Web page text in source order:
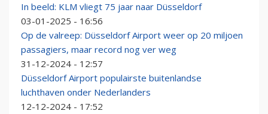
In beeld: KLM vliegt 75 jaar naar Düsseldorf
03-01-2025 - 16:56
Op de valreep: Düsseldorf Airport weer op 20 miljoen
passagiers, maar record nog ver weg
31-12-2024 - 12:57
Düsseldorf Airport populairste buitenlandse
luchthaven onder Nederlanders
12-12-2024 - 17:52